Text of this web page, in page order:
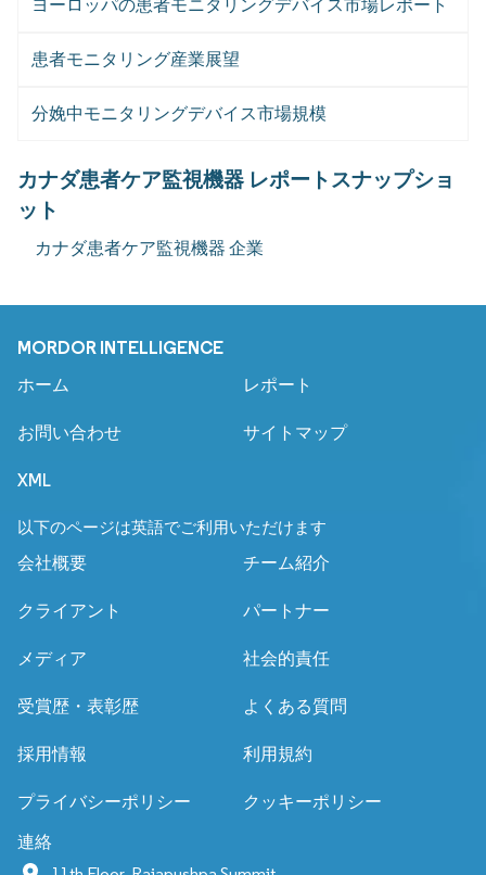
ヨーロッパの患者モニタリングデバイス市場レポート
患者モニタリング産業展望
分娩中モニタリングデバイス市場規模
カナダ患者ケア監視機器 レポートスナップショ
ット
カナダ患者ケア監視機器 企業
MORDOR INTELLIGENCE
ホーム レポート
お問い合わせ サイトマップ
XML
以下のページは英語でご利用いただけます
会社概要
チーム紹介
クライアント パートナー
メディア 社会的責任
受賞歴・表彰歴 よくある質問
採用情報 利用規約
プライバシーポリシー クッキーポリシー
連絡